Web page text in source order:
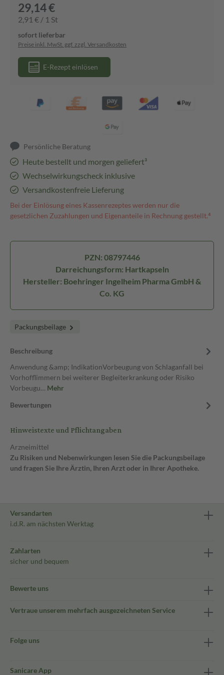
29,14 €
2,91 € / 1 St
sofort lieferbar
Preise inkl. MwSt. ggf. zzgl. Versandkosten
E-Rezept einlösen
Persönliche Beratung
Heute bestellt und morgen geliefert³
Wechselwirkungscheck inklusive
Versandkostenfreie Lieferung
Bei der Einlösung eines Kassenrezeptes werden nur die
gesetzlichen Zuzahlungen und Eigenanteile in Rechnung gestellt.⁴
PZN: 08797446
Darreichungsform: Hartkapseln
Hersteller: Boehringer Ingelheim Pharma GmbH &
Co. KG
Packungsbeilage
Beschreibung
Anwendung &amp; IndikationVorbeugung von Schlaganfall bei
Vorhofflimmern bei weiterer Begleiterkrankung oder Risiko
Vorbeugu… Mehr
Bewertungen
Hinweistexte und Pflichtangaben
Arzneimittel
Zu Risiken und Nebenwirkungen lesen Sie die Packungsbeilage
und fragen Sie Ihre Ärztin, Ihren Arzt oder in Ihrer Apotheke.
Versandarten
i.d.R. am nächsten Werktag
Zahlarten
sicher und bequem
Bewerte uns
Vertraue unserem mehrfach ausgezeichneten Service
Folge uns
Sanicare App